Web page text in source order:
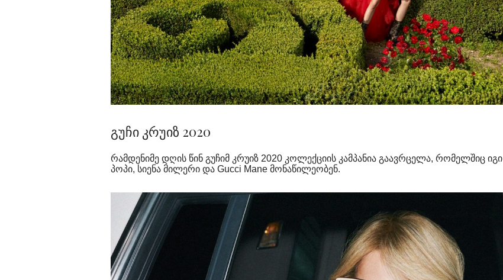
გუჩი კრუიზ 2020
რამდენიმე დღის წინ გუჩიმ კრუიზ 2020 კოლექციის კამპანია გაავრცელა, რომელშიც იგი
პოპი, სიენა მილერი და Gucci Mane მონაწილეობენ.